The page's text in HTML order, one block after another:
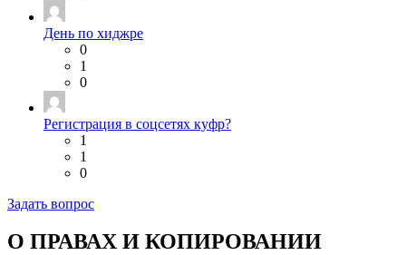
День по хиджре
0
1
0
Регистрация в соцсетях куфр?
1
1
0
Задать вопрос
О ПРАВАХ И КОПИРОВАНИИ